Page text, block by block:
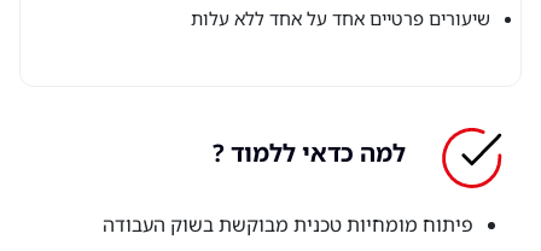
שיעורים פרטיים אחד על אחד ללא עלות
למה כדאי ללמוד ?
פיתוח מומחיות טכנית מבוקשת בשוק העבודה